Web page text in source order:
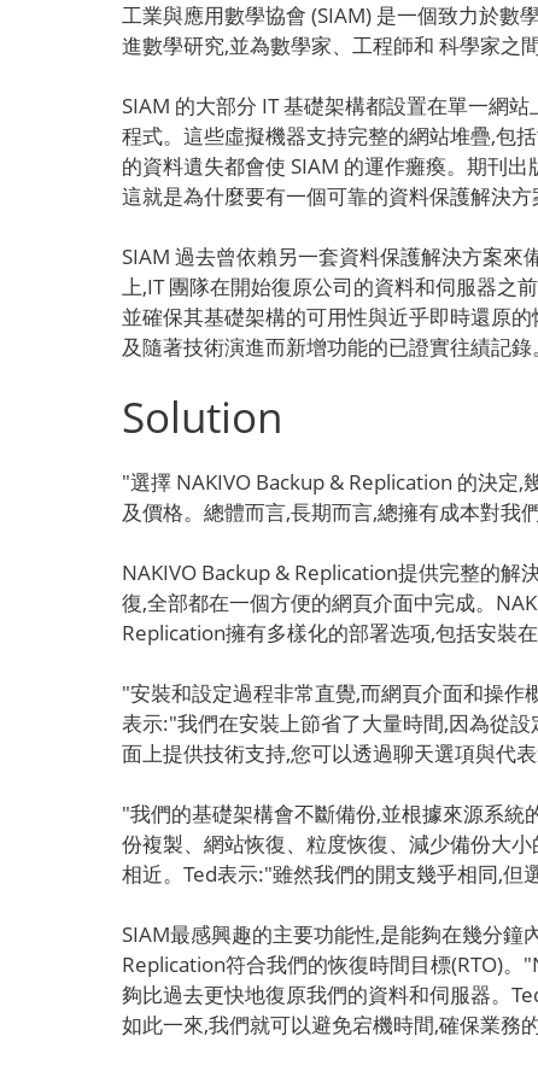
工業與應用數學協會 (SIAM) 是一個致力於數
進數學研究,並為數學家、工程師和 科學家之
SIAM 的大部分 IT 基礎架構都設置在單一網
程式。這些虛擬機器支持完整的網站堆疊,包
的資料遺失都會使 SIAM 的運作癱瘓。期刊
這就是為什麼要有一個可靠的資料保護解決
SIAM 過去曾依賴另一套資料保護解決方案
上,IT 團隊在開始復原公司的資料和伺服器之
並確保其基礎架構的可用性與近乎即時還原
及隨著技術演進而新增功能的已證實往績記錄。
Solution
"選擇 NAKIVO Backup & Replication 的決定
及價格。總體而言,長期而言,總擁有成本對我
NAKIVO Backup & Replication提供完整的解
復,全部都在一個方便的網頁介面中完成。
Replication擁有多樣化的部署选项,包括安裝
"安裝和設定過程非常直覺,而網頁介面和操
表示:"我們在安裝上節省了大量時間,因為從
面上提供技術支持,您可以透過聊天選項與代表
"我們的基礎架構會不斷備份,並根據來源系統
份複製、網站恢復、粒度恢復、減少備份大
相近。Ted表示:"雖然我們的開支幾乎相同,但
SIAM最感興趣的主要功能性,是能夠在幾分鐘
Replication符合我們的恢復時間目標(RTO)
夠比過去更快地復原我們的資料和伺服器。
如此一來,我們就可以避免宕機時間,確保業務的